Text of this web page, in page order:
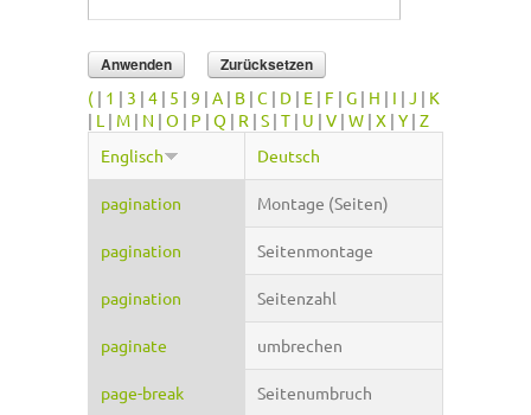
( | 1 | 3 | 4 | 5 | 9 | A | B | C | D | E | F | G | H | I | J | K
| L | M | N | O | P | Q | R | S | T | U | V | W | X | Y | Z
Englisch
Deutsch
pagination Montage (Seiten)
pagination Seitenmontage
pagination Seitenzahl
paginate umbrechen
page-break Seitenumbruch